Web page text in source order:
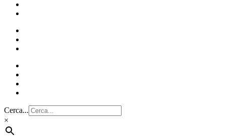
Cerca...
×